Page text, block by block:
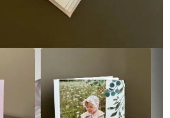
Заказать